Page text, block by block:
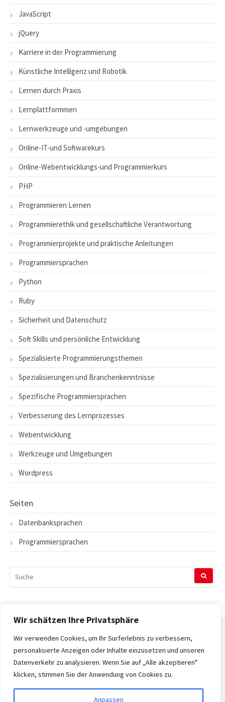
Wir schätzen Ihre Privatsphäre
Wir verwenden Cookies, um Ihr Surferlebnis zu verbessern,
personalisierte Anzeigen oder Inhalte einzusetzen und unseren
Datenverkehr zu analysieren. Wenn Sie auf „Alle akzeptieren"
klicken, stimmen Sie der Anwendung von Cookies zu.
Anpassen
JavaScript
jQuery
Karriere in der Programmierung
Künstliche Intelligenz und Robotik
Lernen durch Praxis
Lernplattformmen
Lernwerkzeuge und -umgebungen
Online-IT-und Softwarekurs
Online-Webentwicklungs-und Programmierkurs
PHP
Programmieren Lernen
Programmierethik und gesellschaftliche Verantwortung
Programmierprojekte und praktische Anleitungen
Programmiersprachen
Python
Ruby
Sicherheit und Datenschutz
Soft Skills und persönliche Entwicklung
Spezialisierte Programmierungsthemen
Spezialisierungen und Branchenkenntnisse
Spezifische Programmiersprachen
Verbesserung des Lernprozesses
Webentwicklung
Werkzeuge und Umgebungen
Wordpress
Seiten
Datenbanksprachen
Programmiersprachen
NACH:
Startseite
Datenschutzerklärung